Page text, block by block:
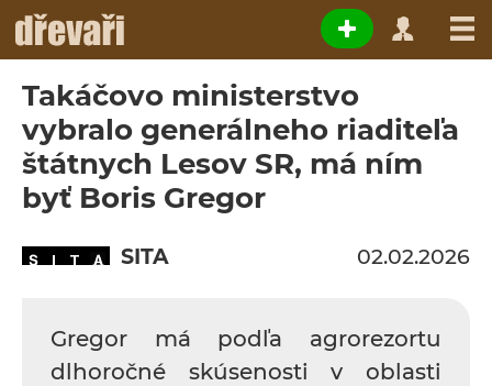
Takáčovo ministerstvo
vybralo generálneho riaditeľa
štátnych Lesov SR, má ním
byť Boris Gregor
SITA 02.02.2026
Gregor má podľa agrorezortu
dlhoročné skúsenosti v oblasti